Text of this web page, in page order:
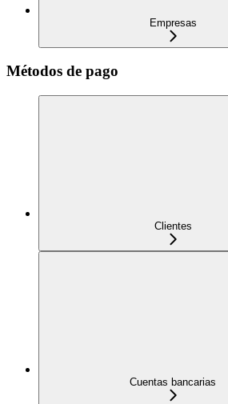
Empresas
Métodos de pago
Clientes
Cuentas bancarias